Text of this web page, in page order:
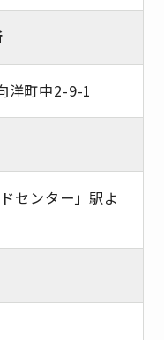
洋町中2-9-1
センター」駅よ